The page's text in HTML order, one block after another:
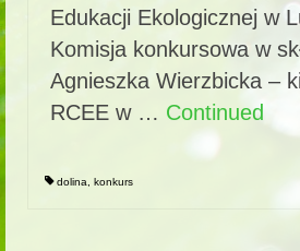
Edukacji Ekologicznej w
Komisja konkursowa w
Agnieszka Wierzbicka –
RCEE w … Continued
dolina konkurs